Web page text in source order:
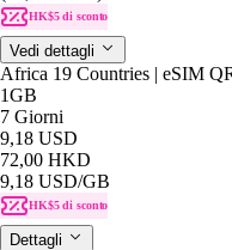
HK$5 di sconto
Vedi dettagli
Africa 19 Countries | eSIM
1GB
7 Giorni
9,18 USD
72,00 HKD
9,18 USD/GB
HK$5 di sconto
Dettagli